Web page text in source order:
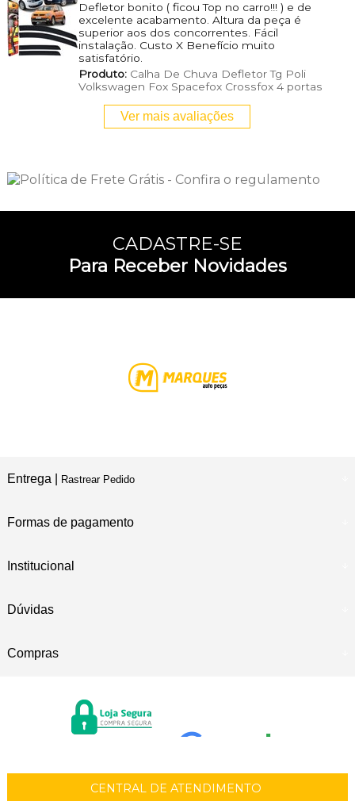
Defletor bonito ( ficou Top no carro!!! ) e de
excelente acabamento. Altura da peça é
superior aos dos concorrentes. Fácil
instalação. Custo X Benefício muito
satisfatório.
Produto:Calha De Chuva Defletor Tg Poli
Volkswagen Fox Spacefox Crossfox 4 portas
Ver mais avaliações
CADASTRE-SE
Para Receber Novidades
Entrega | Rastrear Pedido
Formas de pagamento
Institucional
Dúvidas
Compras
CENTRAL DE ATENDIMENTO